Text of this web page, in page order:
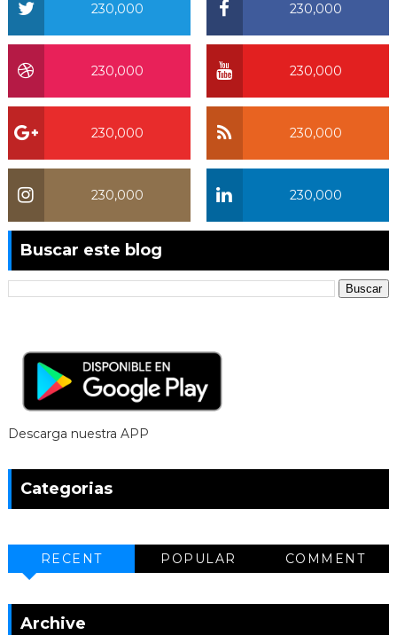
230,000
230,000
230,000
230,000
230,000
230,000
230,000
230,000
Buscar este blog
Descarga nuestra APP
Categorias
RECENT POPULAR COMMENT
Archive